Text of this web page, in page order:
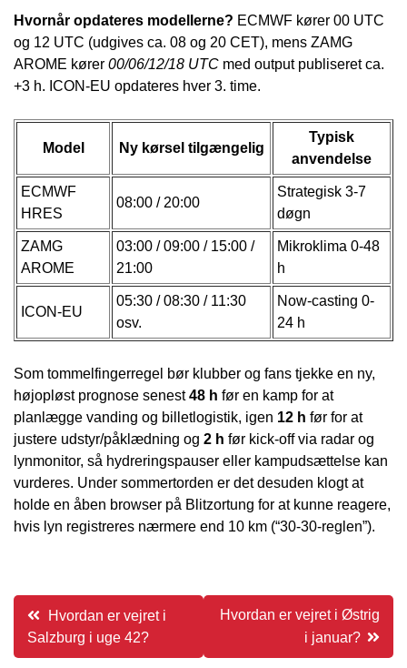
Hvornår opdateres modellerne? ECMWF kører 00 UTC
og 12 UTC (udgives ca. 08 og 20 CET), mens ZAMG
AROME kører 00/06/12/18 UTC med output publiseret ca.
+3 h. ICON-EU opdateres hver 3. time.
Model Ny kørsel tilgængelig
Typisk
anvendelse
ECMWF
HRES
08:00 / 20:00
Strategisk 3-7
døgn
ZAMG
AROME
03:00 / 09:00 / 15:00 /
21:00
Mikroklima 0-48
h
ICON-EU
05:30 / 08:30 / 11:30
osv.
Now-casting 0-
24 h
Som tommelfingerregel bør klubber og fans tjekke en ny,
højopløst prognose senest48 h før en kamp for at
planlægge vanding og billetlogistik, igen 12 h før for at
justere udstyr/påklædning og 2 h før kick-off via radar og
lynmonitor, så hydreringspauser eller kampudsættelse kan
vurderes. Under sommertorden er det desuden klogt at
holde en åben browser på Blitzortung for at kunne reagere,
hvis lyn registreres nærmere end 10 km (“30-30-reglen”).
Indlægsnavigation
Hvordan er vejret i
Salzburg i uge 42?
Hvordan er vejret i Østrig
i januar?